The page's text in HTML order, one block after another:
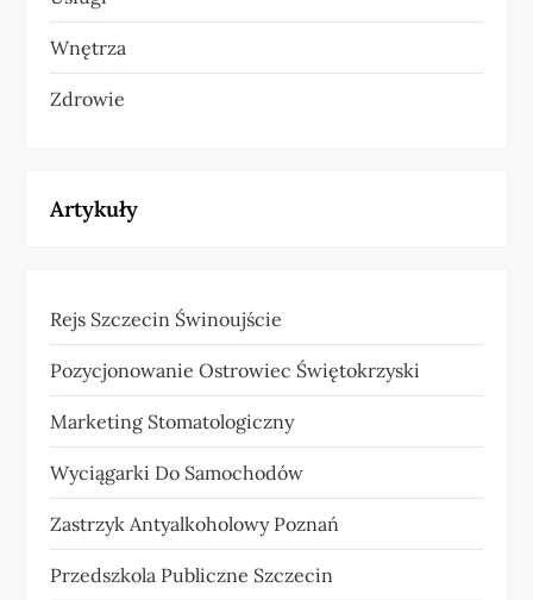
Wnętrza
Zdrowie
Artykuły
Rejs Szczecin Świnoujście
Pozycjonowanie Ostrowiec Świętokrzyski
Marketing Stomatologiczny
Wyciągarki Do Samochodów
Zastrzyk Antyalkoholowy Poznań
Przedszkola Publiczne Szczecin